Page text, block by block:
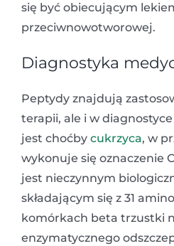
się być obiecującym
przeciwnowotworowej.
Diagnostyka
Peptydy znajdują
terapii, ale i w
jest choćby cukrzyca, w
wykonuje się oznaczenie
jest nieczynnym
składającym się z 31
komórkach beta trzustki
enzymatycznego